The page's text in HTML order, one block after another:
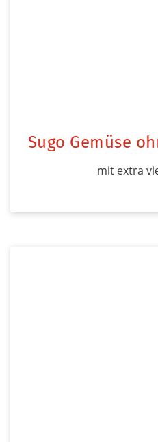
Sugo Gemüse
mit extra